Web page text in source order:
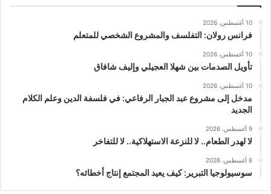
10 أغسطس، 2026
فرانس رولان: التفلسف والمشروع الشخصي للمتعلم
10 أغسطس، 2026
تأويل الصدمات بين شهلا العجيلي وإليف شافاق
10 أغسطس، 2026
مدخل إلى مشروع عبد الجبار الرفاعي: في فلسفة الدين وعلم الكلام
الجديد
9 أغسطس، 2026
لا لهدر الطعام.. لا للنزعة الاستهلاكية.. لا للتفاخر
8 أغسطس، 2026
سوسيولوجيا التبرير: كيف يعيد المجتمع إنتاج أخطائه؟